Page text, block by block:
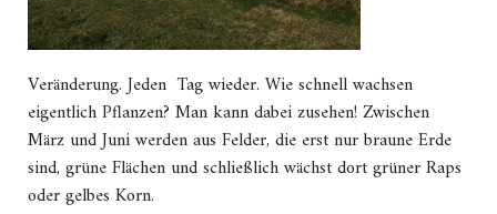
Veränderung. Jeden Tag wieder. Wie schnell wachsen
eigentlich Pflanzen? Man kann dabei zusehen! Zwischen
März und Juni werden aus Felder, die erst nur braune Erde
sind, grüne Flächen und schließlich wächst dort grüner Raps
oder gelbes Korn.